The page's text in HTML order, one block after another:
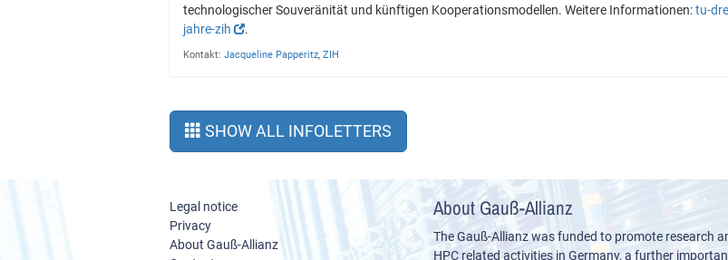
technologischer Souveränität und künftigen Kooperationsmodellen. Weitere Informationen:tu-
jahre-zih
.
Kontakt: Jacqueline Papperitz ZIH
SHOW ALL INFOLETTERS
Legal notice
Privacy
About Gauß-Allianz
About Gauß-Allianz
The Gauß-Allianz was funded to promote research
HPC related activities in Germany, a further